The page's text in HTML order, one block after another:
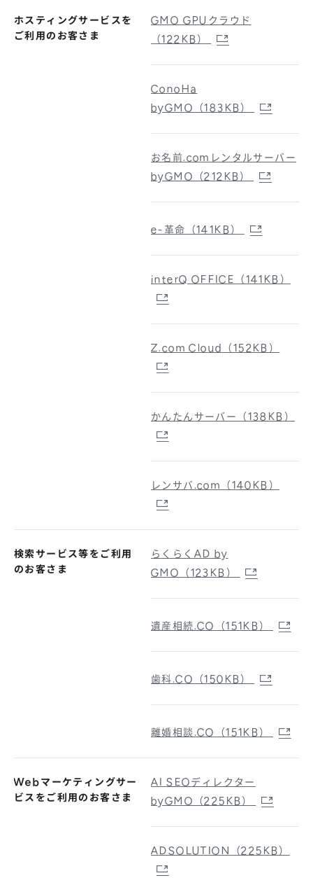
ホスティングサービスを
ご利用のお客さま
GMO GPUクラウド
（122KB）
ConoHa
byGMO（183KB）
お名前.comレンタルサーバー
byGMO（212KB）
e-革命（141KB）
interQ OFFICE（141KB）
Z.com Cloud（152KB）
かんたんサーバー（138KB）
レンサバ.com（140KB）
検索サービス等をご利用
のお客さま
らくらくAD by
GMO（123KB）
遺産相続.CO（151KB）
歯科.CO（150KB）
離婚相談.CO（151KB）
Webマーケティングサー
ビスをご利用のお客さま
AI SEOディレクター
byGMO（225KB）
ADSOLUTION（225KB）